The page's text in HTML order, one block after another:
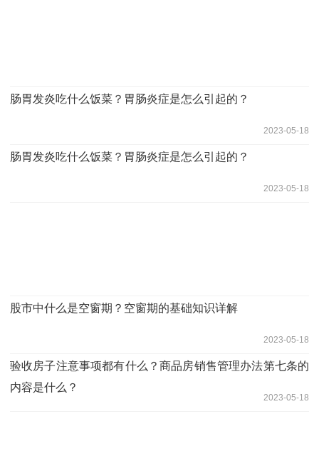
肠胃发炎吃什么饭菜？胃肠炎症是怎么引起的？
2023-05-18
肠胃发炎吃什么饭菜？胃肠炎症是怎么引起的？
2023-05-18
股市中什么是空窗期？空窗期的基础知识详解
2023-05-18
验收房子注意事项都有什么？商品房销售管理办法第七条的
内容是什么？
2023-05-18